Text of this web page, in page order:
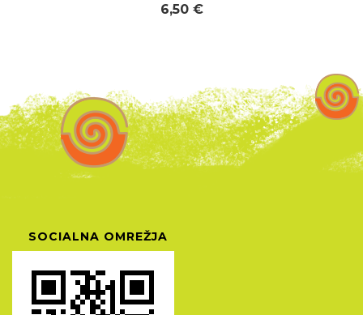
6,50 €
SOCIALNA OMREŽJA